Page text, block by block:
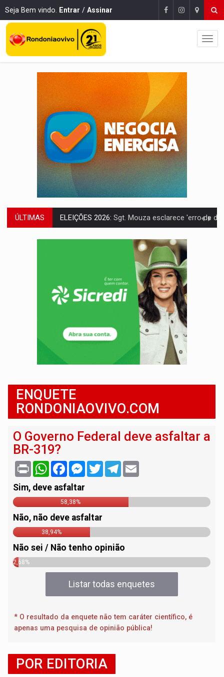
Seja Bem vindo. Entrar / Assinar
ÚLTIMAS JUDICIÁRIO:Sinjur parabeniza servidores pelo adicional de incentivo com
Publicação Legal:AVISO DE LICITAÇÃO: Pregão Eletrônico Nº 12/2026
Polícia apreende mais de uma tonelada de drogas em fundo
PRESENTES: Confira os sorteados na promoção
VOVÔ LADRÃO:Idoso é filmado furtando bicicleta na frente
Comarca de Nova Mamoré terá seu primeiro
ADAILTON FÚRIA: Assessoria denuncia suposto ataque com perfis
VÍDEO: Motoboy de delivery sofre fratura após mulher
ELEIÇÕES 2026:
ENQUETE
RONDONIAOVIVO.COM
O Governo Federal deve asfaltar a
BR-319?
Print WhatsAppFacebookMessenger
TwitterTelegram
Sim, deve asfaltar
58,38%
Não, não deve asfaltar
38,94%
Não sei / Não tenho opinião
2,68%
Listar todas enquetes
* O resultado da enquete não tem caráter científico, é
apenas uma pesquisa de opinião pública!
POR EDITORIA